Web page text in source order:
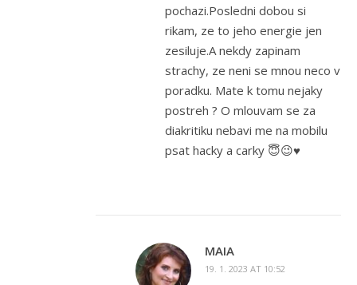
pochazi.Posledni dobou si
rikam, ze to jeho energie jen
zesiluje.A nekdy zapinam
strachy, ze neni se mnou neco v
poradku. Mate k tomu nejaky
postreh ? O mlouvam se za
diakritiku nebavi me na mobilu
psat hacky a carky 😇😉♥️
MAIA
19. 1. 2023 AT 10:52